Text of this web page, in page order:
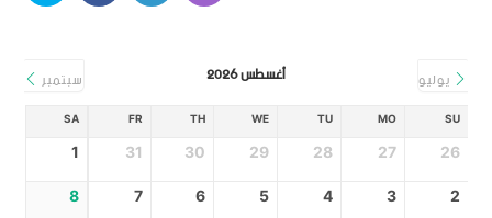
يوليو أغسطس 2026 سبتمبر
SU
MO
TU
WE
TH
FR
SA
26
27
28
29
30
31
1
2
3
4
5
6
7
8